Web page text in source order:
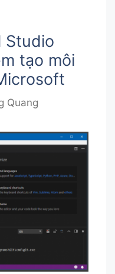
Studio
tạo môi
Quang